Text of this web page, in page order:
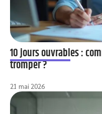
10 jours ouvrables :
tromper ?
21 mai 2026